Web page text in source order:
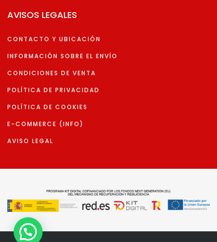
AVISOS LEGALES
CONTACTO Y UBICACIÓN
INFORMACIÓN SOBRE EL ENVÍO
CONDICIONES DE VENTA
POLÍTICA DE PRIVACIDAD
POLÍTICA DE COOKIES
E-COMMERCE (INFO)
AVISO LEGAL